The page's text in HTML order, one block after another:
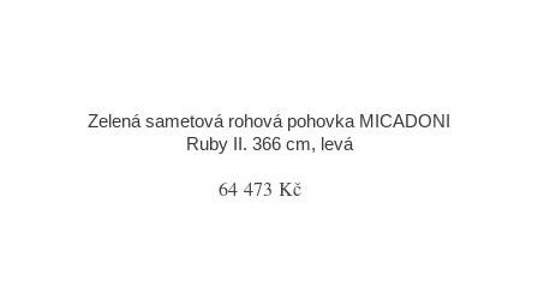
Zelená sametová rohová pohovka MICADONI
Ruby II. 366 cm, levá
64 473 Kč